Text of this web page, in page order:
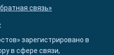
связь»
зарегистрировано в
в сфере связи,